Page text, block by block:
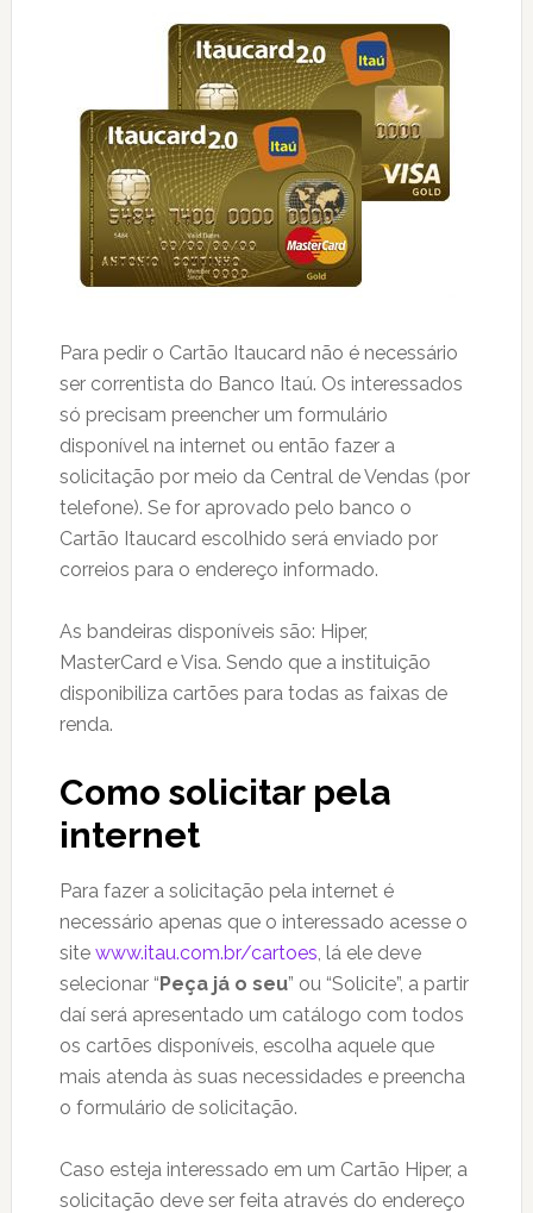
Para pedir o Cartão Itaucard não é necessário
ser correntista do Banco Itaú. Os interessados
só precisam preencher um formulário
disponível na internet ou então fazer a
solicitação por meio da Central de Vendas (por
telefone). Se for aprovado pelo banco o
Cartão Itaucard escolhido será enviado por
correios para o endereço informado.
As bandeiras disponíveis são: Hiper,
MasterCard e Visa. Sendo que a instituição
disponibiliza cartões para todas as faixas de
renda.
Como solicitar pela
internet
Para fazer a solicitação pela internet é
necessário apenas que o interessado acesse o
site www.itau.com.br/cartoes, lá ele deve
selecionar “Peça já o seu” ou “Solicite”, a partir
daí será apresentado um catálogo com todos
os cartões disponíveis, escolha aquele que
mais atenda às suas necessidades e preencha
o formulário de solicitação.
Caso esteja interessado em um Cartão Hiper, a
solicitação deve ser feita através do endereço